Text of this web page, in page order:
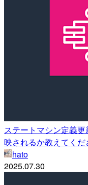
ステートマシン定義
映されるか教えてくだ
hato
2025.07.30